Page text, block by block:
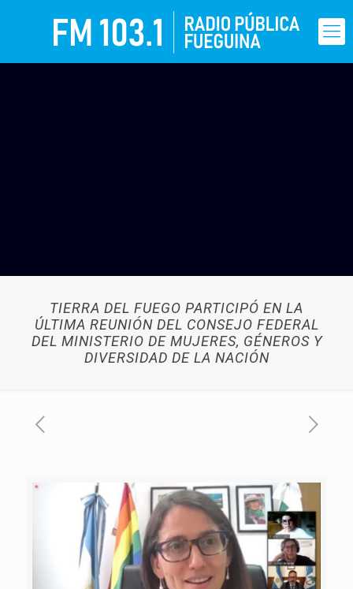
TIERRA DEL FUEGO PARTICIPÓ EN LA
ÚLTIMA REUNIÓN DEL CONSEJO FEDERAL
DEL MINISTERIO DE MUJERES, GÉNEROS Y
DIVERSIDAD DE LA NACIÓN